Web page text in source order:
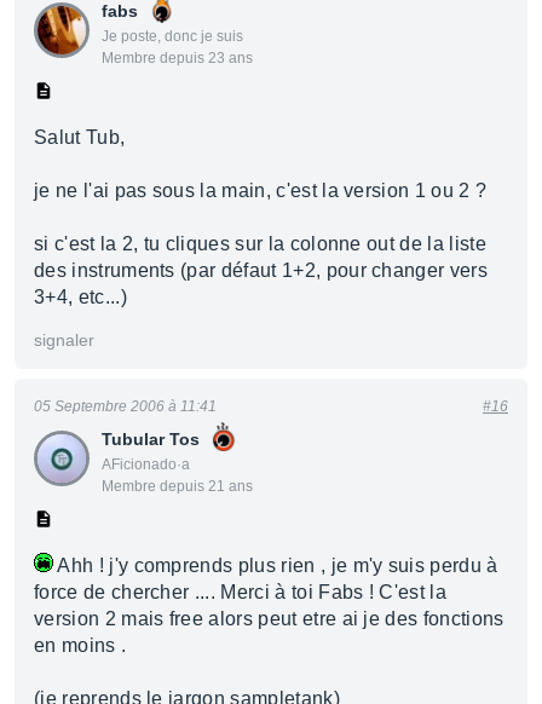
fabs
Je poste, donc je suis
Membre depuis 23 ans
Salut Tub,
je ne l'ai pas sous la main, c'est la version 1 ou 2 ?
si c'est la 2, tu cliques sur la colonne out de la liste
des instruments (par défaut 1+2, pour changer vers
3+4, etc...)
signaler
Tubular Tos
AFicionado·a
Membre depuis 21 ans
05 Septembre 2006 à 11:41 #16
Ahh ! j'y comprends plus rien , je m'y suis perdu à
force de chercher .... Merci à toi Fabs ! C'est la
version 2 mais free alors peut etre ai je des fonctions
en moins .
(je reprends le jargon sampletank)